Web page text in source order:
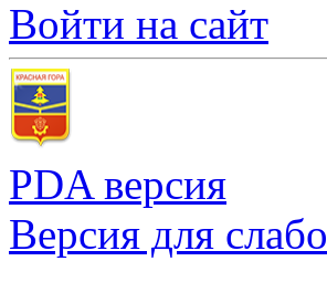
Войти на сайт
PDA версия
Версия для